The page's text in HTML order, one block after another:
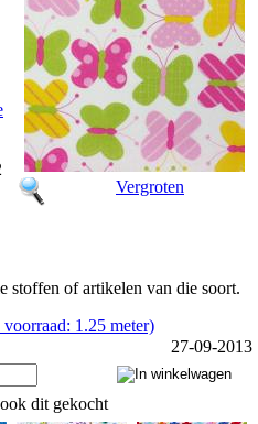
Vergroten
of artikelen van die soort.
1.25 meter)
27-09-2013
dit gekocht